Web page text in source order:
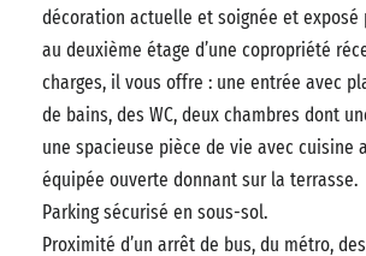
décoration actuelle et soignée et exposé
au deuxième étage d’une copropriété
charges, il vous offre : une entrée avec
de bains, des WC, deux chambres dont
une spacieuse pièce de vie avec cuisine
équipée ouverte donnant sur la terrasse.
Parking sécurisé en sous-sol.
Proximité d’un arrêt de bus, du métro,